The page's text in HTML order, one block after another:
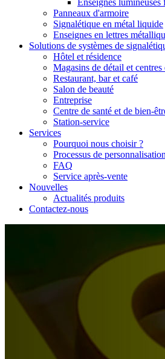
Panneaux d'armoire
Signalétique en métal liquide
Enseignes en lettres
Solutions de systèmes de
Hôtel et résidence
Magasins de détail et
Restaurant, bar et café
Salon de beauté
Entreprise
Centre de santé et de bien-
Station-service
Services
Pourquoi nous choisir ?
Processus de personnalisation
FAQ
Service après-vente
Nouvelles
Actualités produits
Contactez-nous